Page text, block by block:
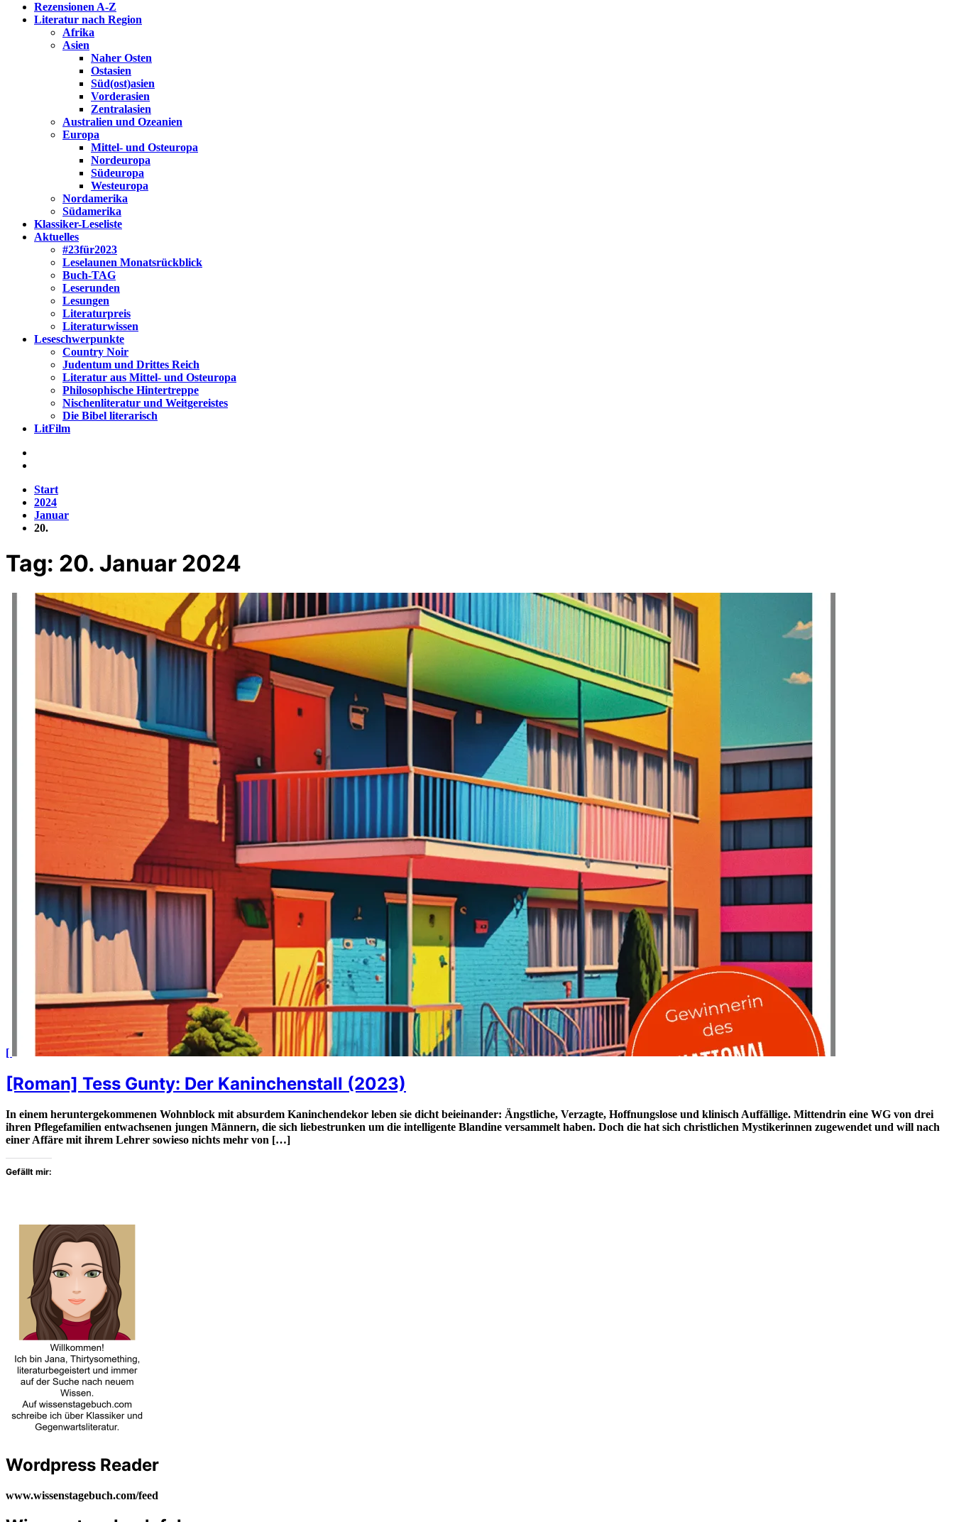
Rezensionen A-Z
Literatur nach Region
Afrika
Asien
Naher Osten
Ostasien
Süd(ost)asien
Vorderasien
Zentralasien
Australien und Ozeanien
Europa
Mittel- und Osteuropa
Nordeuropa
Südeuropa
Westeuropa
Nordamerika
Südamerika
Klassiker-Leseliste
Aktuelles
#23für2023
Leselaunen Monatsrückblick
Buch-TAG
Leserunden
Lesungen
Literaturpreis
Literaturwissen
Leseschwerpunkte
Country Noir
Judentum und Drittes Reich
Literatur aus Mittel- und Osteuropa
Philosophische Hintertreppe
Nischenliteratur und Weitgereistes
Die Bibel literarisch
LitFilm
Start
2024
Januar
20.
Tag: 20. Januar 2024
[
[Roman] Tess Gunty: Der Kaninchenstall (2023)
In einem heruntergekommenen Wohnblock mit absurdem Kaninchendekor leben sie dicht beieinander: Ängstliche, Verzagte, Hoffnungslose und klinisch Auffällige. Mittendrin eine WG von drei
ihren Pflegefamilien entwachsenen jungen Männern, die sich liebestrunken um die intelligente Blandine versammelt haben. Doch die hat sich christlichen Mystikerinnen zugewendet und will nach
einer Affäre mit ihrem Lehrer sowieso nichts mehr von […]
Gefällt mir:
Wordpress Reader
www.wissenstagebuch.com/feed